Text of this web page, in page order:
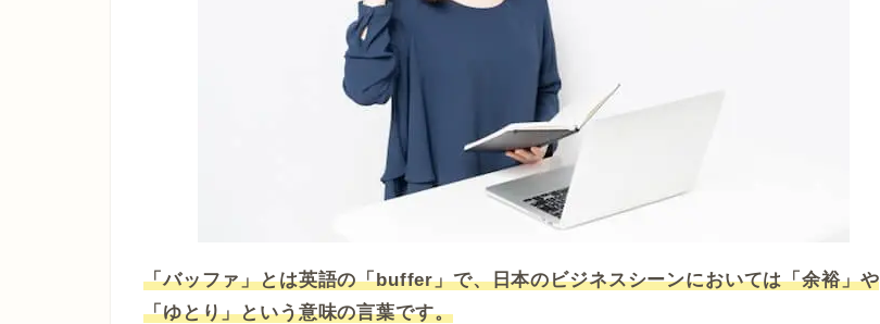
「バッファ」とは英語の「buffer」で、日本のビジネスシーンにおいては「余裕」や
「ゆとり」という意味の言葉です。